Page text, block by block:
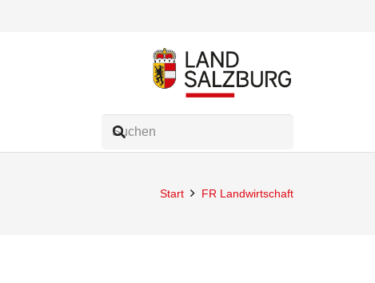
Start FR Landwirtschaft